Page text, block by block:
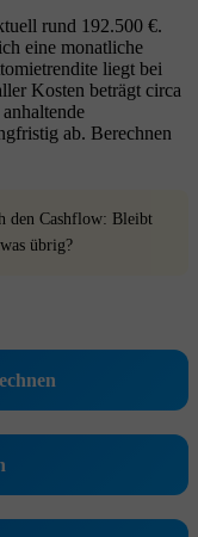
rund 192.500 €.
eine monatliche
liegt bei
Kosten beträgt circa
ab. Berechnen
den Cashflow: Bleibt
übrig?